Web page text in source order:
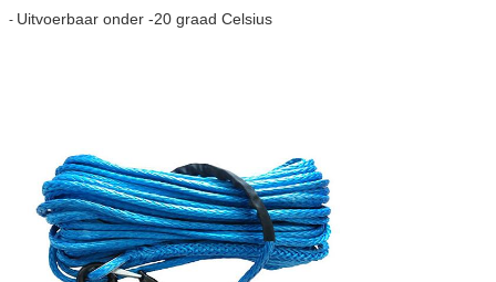
- Uitvoerbaar onder -20 graad Celsius